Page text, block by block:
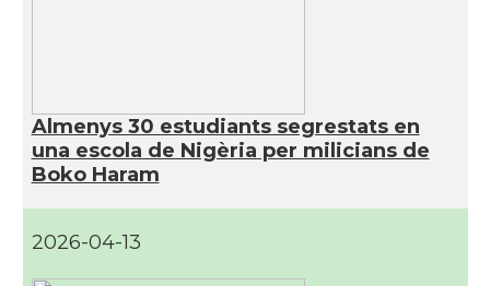
Almenys 30 estudiants segrestats en
una escola de Nigèria per milicians de
Boko Haram
2026-04-13